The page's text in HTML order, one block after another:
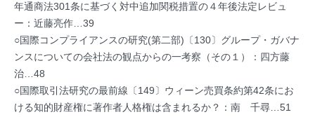
年通商法301条に基づく対中追加関税措置の４年後法定レビュ
ー：近藤亮作…39
○国際コンプライアンスの研究(第二部)〔130〕グループ・ガバナ
ンスについての会社法の観点からの一考察（その１）：四方藤
治…48
○国際取引法研究の最前線〔149〕ウィーン売買条約第42条にお
ける知的財産権に著作者人格権は含まれるか？：南 千尋…51